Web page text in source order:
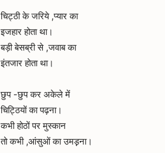
चिट्ठी के जरिये ,प्यार का
इजहार होता था।
बड़ी बेसब्री से ,जवाब का
इंतजार होता था।
छुप -छुप कर अकेले में
चिट्ठियों का पढ़ना।
कभी होठों पर मुस्कान
तो कभी ,आंसुओं का उमड़़ना।